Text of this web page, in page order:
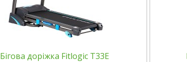
Бігова доріжка Fitlogic T33E